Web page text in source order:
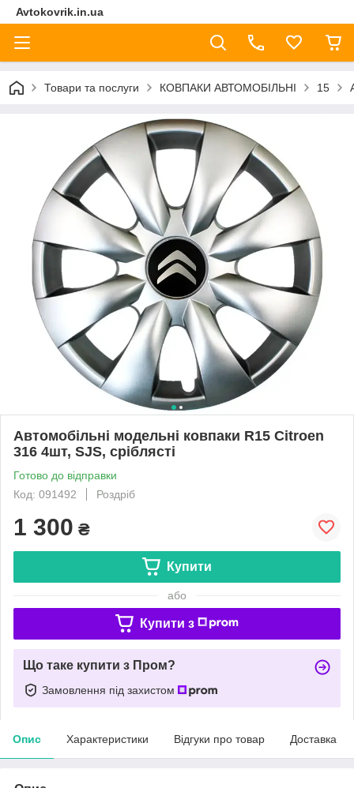
Avtokovrik.in.ua
Товари та послуги КОВПАКИ АВТОМОБІЛЬНІ 15
Автомобільні модельні ковпаки R15 Citroen
316 4шт, SJS, сріблясті
Готово до відправки
Код: 091492
Роздріб
1 300 ₴
Купити
або
Купити з
Що таке купити з Пром?
Замовлення під захистом
Опис Характеристики Відгуки про товар Доставка